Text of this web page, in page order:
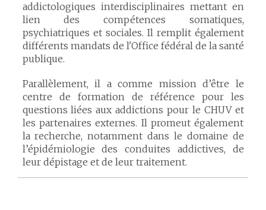
addictologiques interdisciplinaires mettant en
lien des compétences somatiques,
psychiatriques et sociales. Il remplit également
différents mandats de l'Office fédéral de la santé
publique.
Parallèlement, il a comme mission d’être le
centre de formation de référence pour les
questions liées aux addictions pour le CHUV et
les partenaires externes. Il promeut également
la recherche, notamment dans le domaine de
l’épidémiologie des conduites addictives, de
leur dépistage et de leur traitement.